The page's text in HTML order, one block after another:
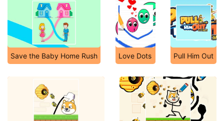
Save the Baby Home Rush Love Dots Pull Him Out